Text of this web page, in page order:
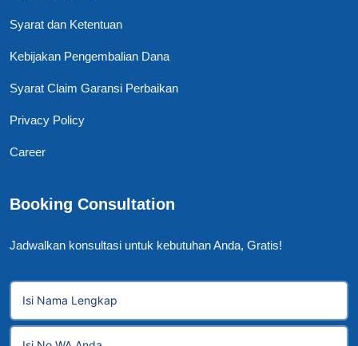
Syarat dan Ketentuan
Kebijakan Pengembalian Dana
Syarat Claim Garansi Perbaikan
Privacy Policy
Career
Booking Consultation
Jadwalkan konsultasi untuk kebutuhan Anda, Gratis!